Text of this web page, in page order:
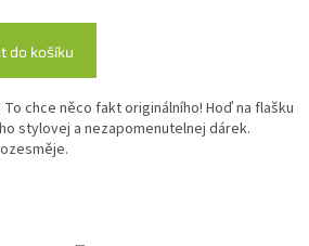
do košíku
chce něco fakt originálního! Hoď na flašku
stylovej a nezapomenutelnej dárek.